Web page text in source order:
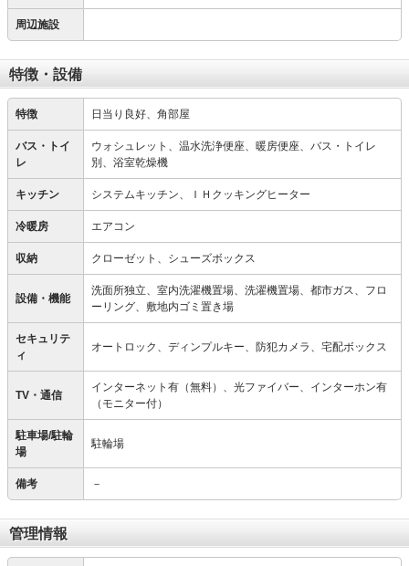
周辺施設
特徴・設備
特徴 日当り良好、角部屋
バス・トイ
レ
ウォシュレット、温水洗浄便座、暖房便座、バス・トイレ
別、浴室乾燥機
キッチン システムキッチン、ＩＨクッキングヒーター
冷暖房 エアコン
収納 クローゼット、シューズボックス
設備・機能
洗面所独立、室内洗濯機置場、洗濯機置場、都市ガス、フロ
ーリング、敷地内ゴミ置き場
セキュリテ
ィ
オートロック、ディンプルキー、防犯カメラ、宅配ボックス
TV・通信
インターネット有（無料）、光ファイバー、インターホン有
（モニター付）
駐車場/駐輪
場
駐輪場
備考 －
管理情報